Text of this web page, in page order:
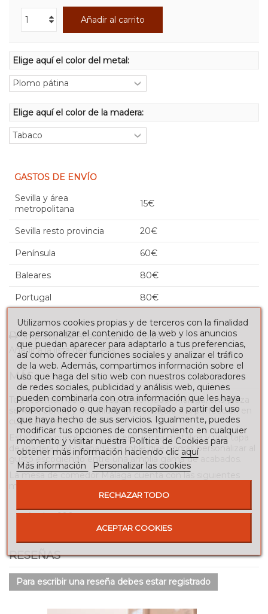
Añadir al carrito
Elige aquí el color del metal:
Elige aquí el color de la madera:
GASTOS DE ENVÍO
Sevilla y área
metropolitana
15€
Sevilla resto provincia 20€
Península 60€
Baleares 80€
Portugal 80€
Imprimir
Añadir para comparar
Añadir a la lista de deseos
MÁS
Te presentamos a la mesa de comedor Málaga, una pieza
sencilla, bonita y de calidad que encajará a la perfección en
cualquier estilo decorativo.
Esta pieza cuenta con una estructura metálica y una tapa
de madera DM chapada en roble que podrás personalizar al
gusto escogiendo entre una amplia gama de acabados.
La mesa de comedor Málaga cuenta con las siguientes
Ancho: 100 cm.
RESEÑAS
Para escribir una reseña debes estar registrado
Utilizamos cookies propias y de terceros con la finalidad
de personalizar el contenido de la web y los anuncios
que puedan aparecer para adaptarlo a tus preferencias,
así como ofrecer funciones sociales y analizar el tráfico
de la web. Además, compartimos información sobre el
uso que haga del sitio web con nuestros colaboradores
de redes sociales, publicidad y análisis web, quienes
pueden combinarla con otra información que les haya
proporcionado o que hayan recopilado a partir del uso
que haya hecho de sus servicios. Igualmente, puedes
modificar tus opciones de consentimiento en cualquier
momento y visitar nuestra Política de Cookies para
obtener más información haciendo clic aquí
Más información
Personalizar las cookies
RECHAZAR TODO
ACEPTAR COOKIES